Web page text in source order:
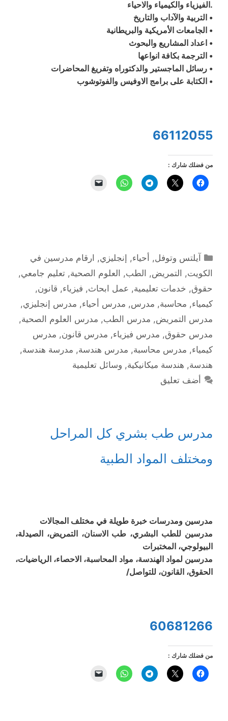
.الفيزياء والكيمياء والاحياء
• التربية والآداب والتاريخ
• الجامعات الأمريكية والبريطانية
• اعداد المشاريع والبحوث
• الترجمة بكافة انواعها
• رسائل الماجستير والدكتوراه وتفريغ المحاضرات
• الكتابة على برامج الاوفيس والفوتوشوب
66112055
من فضلك شارك :
التصنيفات
آيلتس وتوفل, أحياء, إنجليزي, ارقام مدرسين في
الكويت, التمريض, الطب, العلوم الصحية, تعليم جامعي,
حقوق, خدمات تعليمية, عمل ابحاث, فيزياء, قانون,
كيمياء, محاسبة, مدرس, مدرس أحياء, مدرس إنجليزي,
مدرس التمريض, مدرس الطب, مدرس العلوم الصحية,
مدرس حقوق, مدرس فيزياء, مدرس قانون, مدرس
كيمياء, مدرس محاسبة, مدرس هندسة, مدرسة هندسة,
هندسة, هندسة ميكانيكية, وسائل تعليمية
أضف تعليق
مدرس طب بشري كل المراحل
ومختلف المواد الطبية
مدرسين ومدرسات خبرة طويلة في مختلف المجالات
مدرسين للطب البشري، طب الاسنان، التمريض، الصيدلة،
البيولوجي، المختبرات
مدرسين لمواد الهندسة، مواد المحاسبة، الاحصاء، الرياضيات،
الحقوق، القانون، للتواصل/
60681266
من فضلك شارك :